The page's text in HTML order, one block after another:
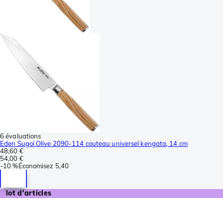
6 évaluations
Eden Sugoi Olive 2090-114 couteau universel kengata, 14 cm
48,60 €
54,00 €
-10 %Économisez 5,40
lot d'articles